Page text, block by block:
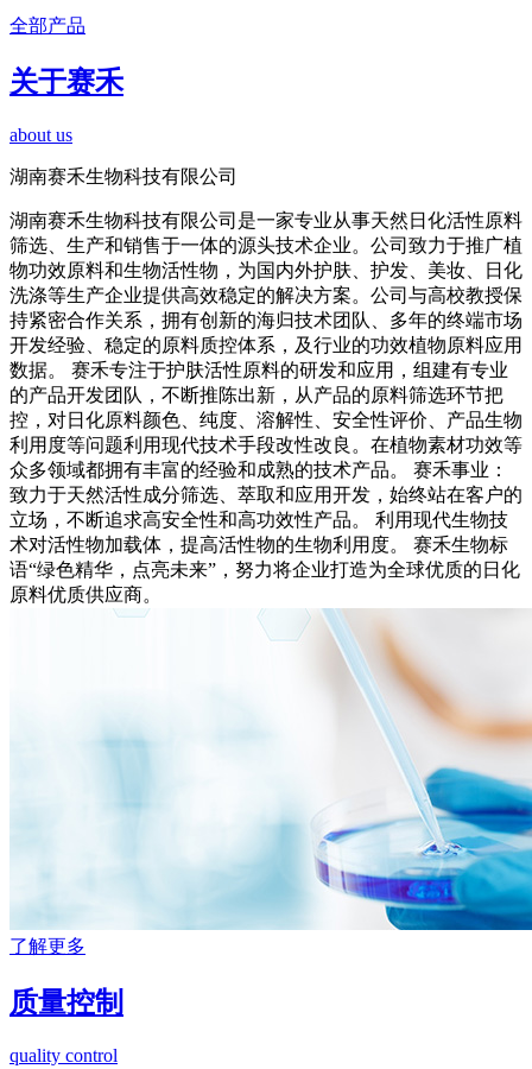
全部产品
关于赛禾
about us
湖南赛禾生物科技有限公司
湖南赛禾生物科技有限公司是一家专业从事天然日化活性原料
筛选、生产和销售于一体的源头技术企业。公司致力于推广植
物功效原料和生物活性物，为国内外护肤、护发、美妆、日化
洗涤等生产企业提供高效稳定的解决方案。公司与高校教授保
持紧密合作关系，拥有创新的海归技术团队、多年的终端市场
开发经验、稳定的原料质控体系，及行业的功效植物原料应用
数据。 赛禾专注于护肤活性原料的研发和应用，组建有专业
的产品开发团队，不断推陈出新，从产品的原料筛选环节把
控，对日化原料颜色、纯度、溶解性、安全性评价、产品生物
利用度等问题利用现代技术手段改性改良。在植物素材功效等
众多领域都拥有丰富的经验和成熟的技术产品。 赛禾事业：
致力于天然活性成分筛选、萃取和应用开发，始终站在客户的
立场，不断追求高安全性和高功效性产品。 利用现代生物技
术对活性物加载体，提高活性物的生物利用度。 赛禾生物标
语“绿色精华，点亮未来”，努力将企业打造为全球优质的日化
原料优质供应商。
了解更多
质量控制
quality control